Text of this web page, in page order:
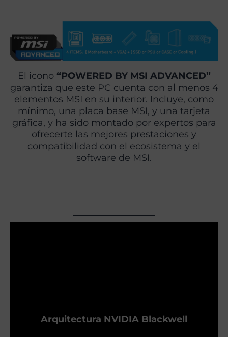
El icono “POWERED BY MSI ADVANCED”
garantiza que este PC cuenta con al menos 4
elementos MSI en su interior. Incluye, como
mínimo, una placa base MSI, y una tarjeta
gráfica, y ha sido montado por expertos para
ofrecerte las mejores prestaciones y
compatibilidad con el ecosistema y el
software de MSI.
Arquitectura NVIDIA Blackwell